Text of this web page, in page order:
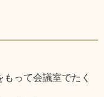
って会議室でたく